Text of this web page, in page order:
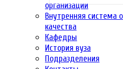
организации
Внутренняя система
качества
Кафедры
История вуза
Подразделения